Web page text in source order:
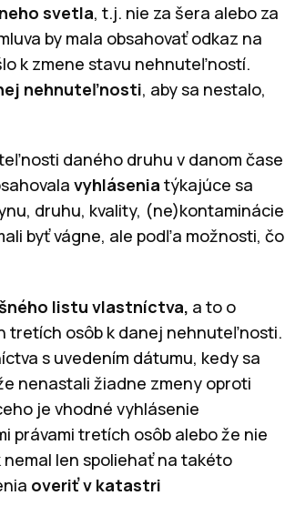
svetla, t.j. nie za šera alebo za
by mala obsahovať odkaz na
k zmene stavu nehnuteľností.
nehnuteľnosti, aby sa nestalo,
daného druhu v danom čase
vyhlásenia týkajúce sa
druhu, kvality, (ne)kontaminácie
byť vágne, ale podľa možnosti, čo
listu vlastníctva, a to o
tretích osôb k danej nehnuteľnosti.
s uvedením dátumu, kedy sa
nenastali žiadne zmeny oproti
je vhodné vyhlásenie
právami tretích osôb alebo že nie
len spoliehať na takéto
overiť v katastri